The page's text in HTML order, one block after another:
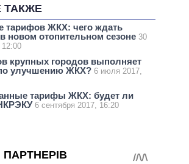
ТАКЖЕ
тарифов ЖКХ: чего ждать
новом отопительном сезоне 30
12:00
крупных городов выполняет
улучшению ЖКХ? 6 июля 2017,
тарифы ЖКХ: будет ли
6 сентября 2017, 16:20